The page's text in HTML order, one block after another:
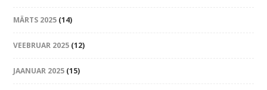
MÄRTS 2025 (14)
VEEBRUAR 2025 (12)
JAANUAR 2025 (15)